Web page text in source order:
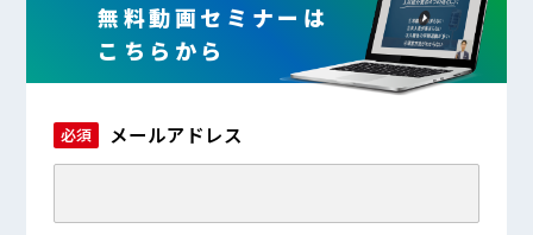
無料動画セミナーは
こちらから
メールアドレス
必須